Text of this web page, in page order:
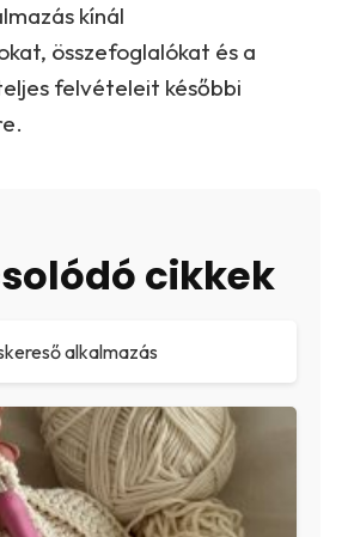
kínál
összefoglalókat és a
felvételeit későbbi
cikkek
alkalmazás